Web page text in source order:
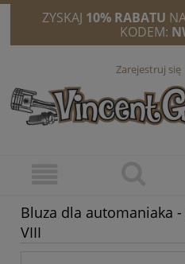
ZYSKAJ 10% RABATU
KODEM:
Zarejestruj się
Bluza dla automaniaka
VIII